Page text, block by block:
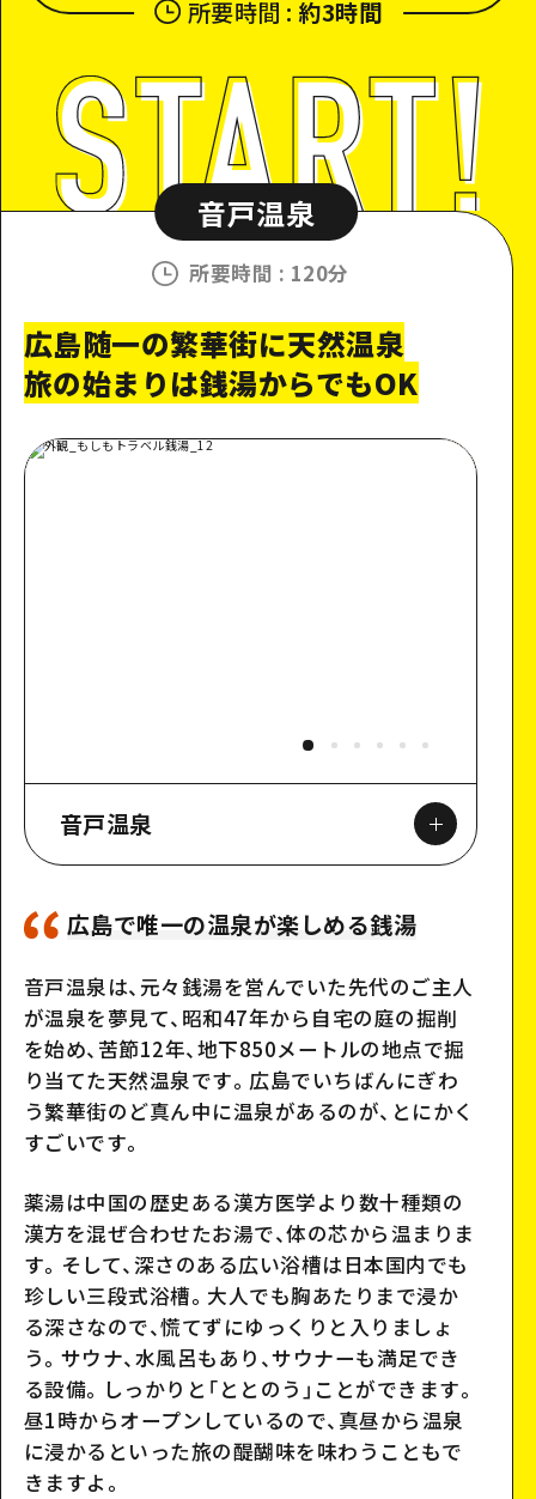
所要時間 : 約3時間
音戸温泉
所要時間 : 120分
広島随一の繁華街に天然温泉
旅の始まりは銭湯からでもOK
音戸温泉
スポット詳細
広島で唯一の温泉が楽しめる銭湯
音戸温泉は、元々銭湯を営んでいた先代のご主人
が温泉を夢見て、昭和47年から自宅の庭の掘削
を始め、苦節12年、地下850メートルの地点で掘
り当てた天然温泉です。広島でいちばんにぎわ
う繁華街のど真ん中に温泉があるのが、とにかく
すごいです。
薬湯は中国の歴史ある漢方医学より数十種類の
漢方を混ぜ合わせたお湯で、体の芯から温まりま
す。そして、深さのある広い浴槽は日本国内でも
珍しい三段式浴槽。大人でも胸あたりまで浸か
る深さなので、慌てずにゆっくりと入りましょ
う。サウナ、水風呂もあり、サウナーも満足でき
る設備。しっかりと「ととのう」ことができます。
昼1時からオープンしているので、真昼から温泉
に浸かるといった旅の醍醐味を味わうこともで
きますよ。